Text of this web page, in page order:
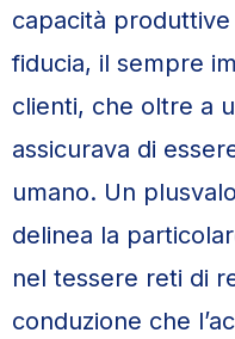
capacità
fiducia, il sempre
clienti, che oltre a
assicurava di
umano. Un
delinea la
nel tessere reti di
conduzione che